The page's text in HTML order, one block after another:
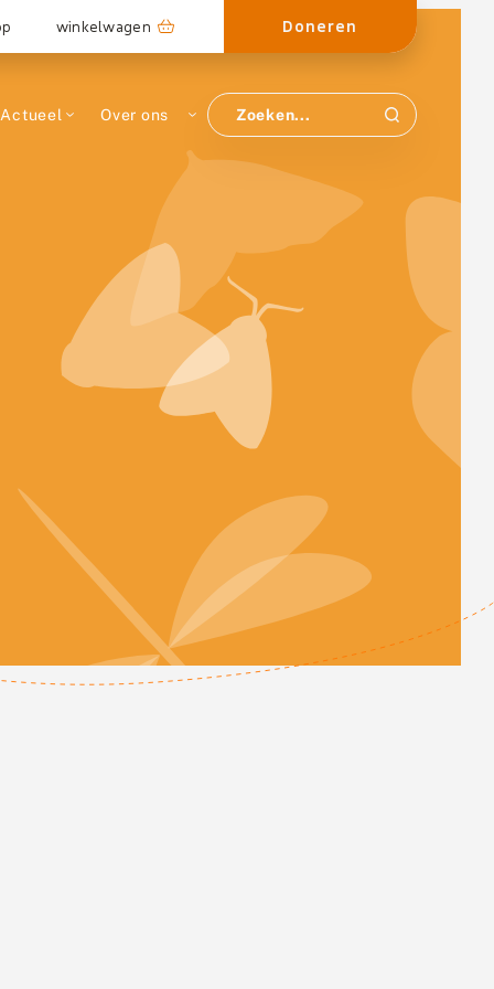
winkelwagen Doneren
Actueel Over ons